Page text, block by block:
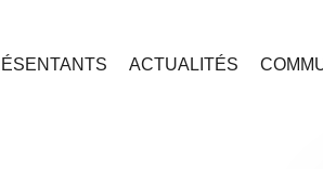
ACTUALITÉS